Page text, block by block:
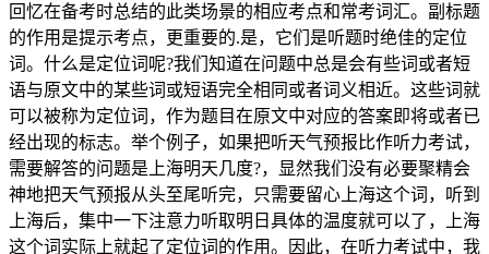
回忆在备考时总结的此类场景的相应考点和常考词汇。副标题
的作用是提示考点，更重要的.是，它们是听题时绝佳的定位
词。什么是定位词呢?我们知道在问题中总是会有些词或者短
语与原文中的某些词或短语完全相同或者词义相近。这些词就
可以被称为定位词，作为题目在原文中对应的答案即将或者已
经出现的标志。举个例子，如果把听天气预报比作听力考试，
需要解答的问题是上海明天几度?，显然我们没有必要聚精会
神地把天气预报从头至尾听完，只需要留心上海这个词，听到
上海后，集中一下注意力听取明日具体的温度就可以了，上海
这个词实际上就起了定位词的作用。因此，在听力考试中，我